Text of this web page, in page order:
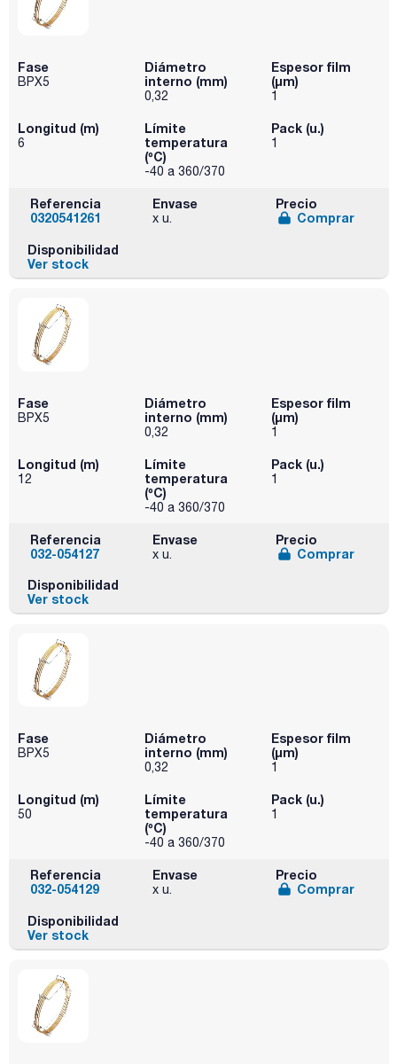
Fase
BPX5
Diámetro
interno (mm)
0,32
Espesor film
(µm)
1
Longitud (m)
6
Límite
temperatura
(ºC)
-40 a 360/370
Pack (u.)
1
Referencia
0320541261
Envase
x u.
Precio
Comprar
Disponibilidad
Ver stock
Fase
BPX5
Diámetro
interno (mm)
0,32
Espesor film
(µm)
1
Longitud (m)
12
Límite
temperatura
(ºC)
-40 a 360/370
Pack (u.)
1
Referencia
032-054127
Envase
x u.
Precio
Comprar
Disponibilidad
Ver stock
Fase
BPX5
Diámetro
interno (mm)
0,32
Espesor film
(µm)
1
Longitud (m)
50
Límite
temperatura
(ºC)
-40 a 360/370
Pack (u.)
1
Referencia
032-054129
Envase
x u.
Precio
Comprar
Disponibilidad
Ver stock